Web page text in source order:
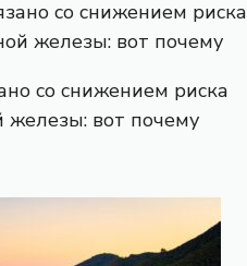
со снижением риска
железы: вот почему